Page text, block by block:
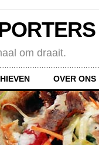
om draait.
OVER ONS